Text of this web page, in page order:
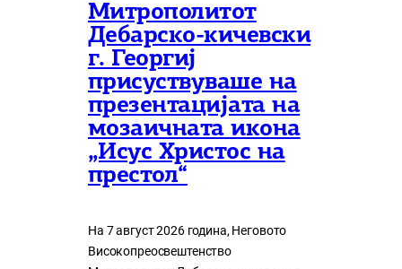
Митрополитот
Дебарско-кичевски
г. Георгиј
присуствуваше на
презентацијата на
мозаичната икона
„Исус Христос на
престол“
На 7 август 2026 година, Неговото
Високопреосвештенство